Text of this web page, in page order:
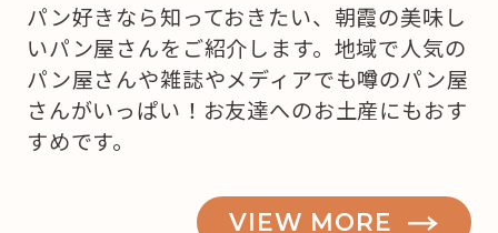
パン好きなら知っておきたい、朝霞の美味し
いパン屋さんをご紹介します。地域で人気の
パン屋さんや雑誌やメディアでも噂のパン屋
さんがいっぱい！お友達へのお土産にもおす
すめです。
VIEW MORE